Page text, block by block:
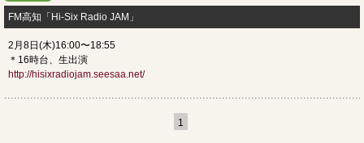
FM高知「Hi-Six Radio JAM」
2月8日(木)16:00〜18:55
＊16時台、生出演
http://hisixradiojam.seesaa.net/
1